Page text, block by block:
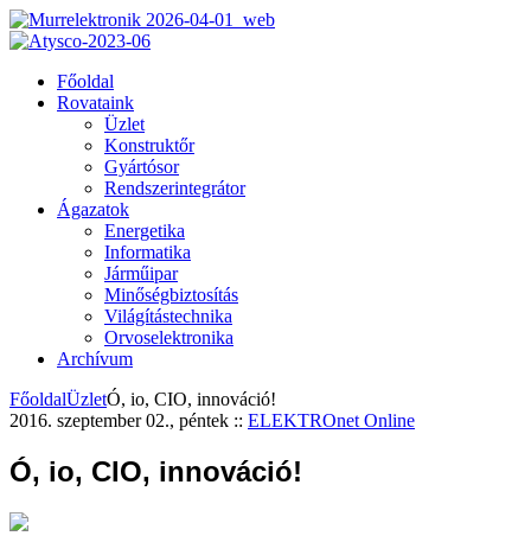
Főoldal
Rovataink
Üzlet
Konstruktőr
Gyártósor
Rendszerintegrátor
Ágazatok
Energetika
Informatika
Járműipar
Minőségbiztosítás
Világítástechnika
Orvoselektronika
Archívum
FőoldalÜzletÓ, io, CIO, innováció!
2016. szeptember 02., péntek :: ELEKTROnet Online
Ó, io, CIO, innováció!